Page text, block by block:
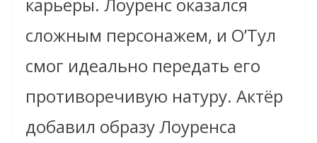
карьеры. Лоуренс оказался
сложным персонажем, и О’Тул
смог идеально передать его
противоречивую натуру. Актёр
добавил образу Лоуренса